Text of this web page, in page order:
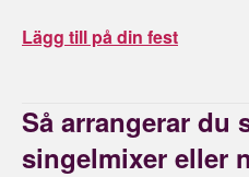
Lägg till på din fest
Så arrangerar du
singelmixer eller